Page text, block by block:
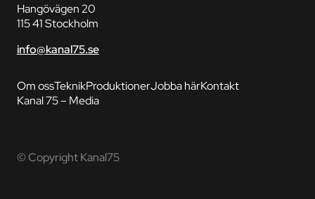
Hangövägen 20
115 41 Stockholm
info@kanal75.se
Om ossTeknikProduktionerJobba härKontakt
Kanal 75 – Media
© Copyright Kanal75